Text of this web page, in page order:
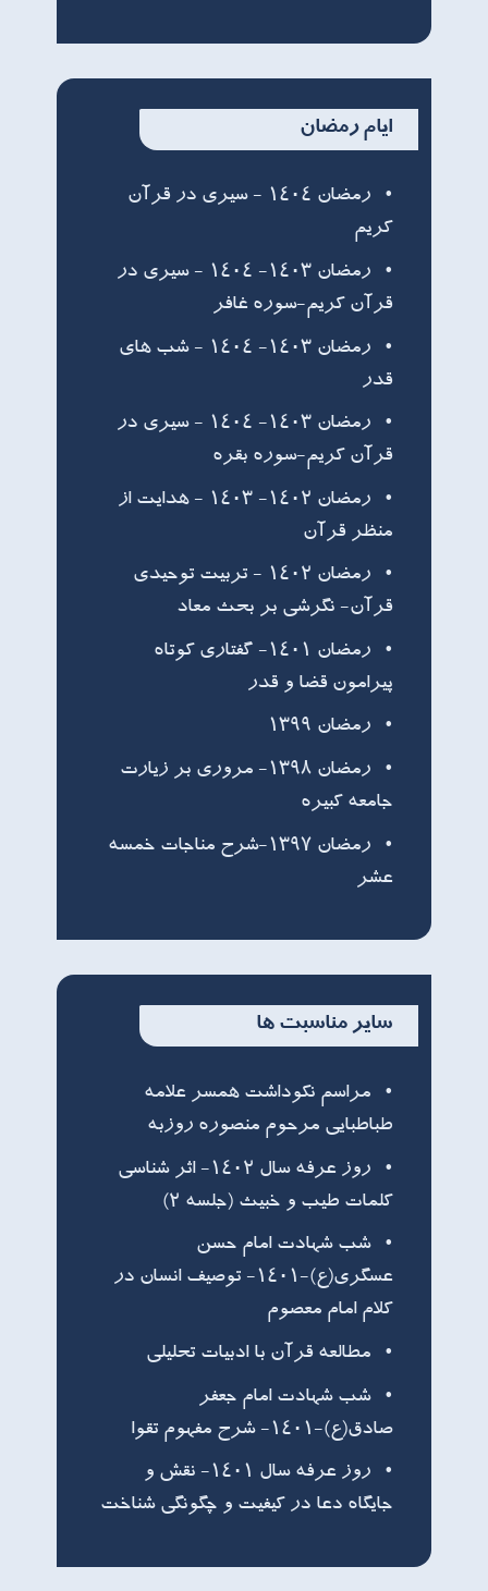
ایام رمضان
رمضان ۱۴۰۴ - سیری در قرآن
کریم
رمضان ۱۴۰۳- ۱۴۰۴ - سیری در
قرآن کریم-سوره غافر
رمضان ۱۴۰۳- ۱۴۰۴ - شب های
قدر
رمضان ۱۴۰۳- ۱۴۰۴ - سیری در
قرآن کریم-سوره بقره
رمضان ۱۴۰۲- ۱۴۰۳ - هدایت از
منظر قرآن
رمضان ۱۴۰۲ - تربیت توحیدی
قرآن- نگرشی بر بحث معاد
رمضان ۱۴۰۱- گفتاری کوتاه
پیرامون قضا و قدر
رمضان ۱۳۹۹
رمضان ۱۳۹٨- مروري بر زيارت
جامعه كبيره
رمضان ۱۳۹۷-شرح مناجات خمسه
عشر
سایر مناسبت ها
مراسم نکوداشت همسر علامه
طباطبایی مرحوم منصوره روزبه
روز عرفه سال ۱۴۰۲- اثر شناسی
کلمات طیب و خبیث (جلسه ۲)
شب شهادت امام حسن
عسگری(ع)-۱۴۰۱- توصیف انسان در
کلام امام معصوم
مطالعه قرآن با ادبیات تحلیلی
شب شهادت امام جعفر
صادق(ع)-۱۴۰۱- شرح مفهوم تقوا
روز عرفه سال ۱۴۰۱- نقش و
جایگاه دعا در کیفیت و چگونگی شناخت